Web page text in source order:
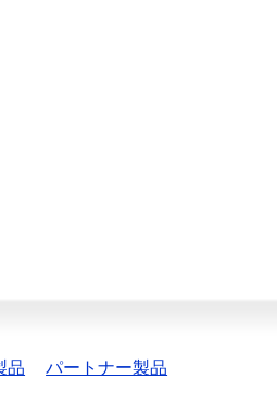
品 パートナー製品